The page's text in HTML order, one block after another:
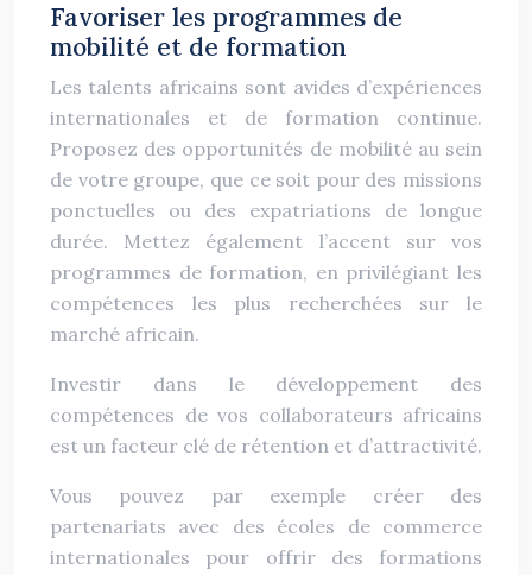
Favoriser les programmes de
mobilité et de formation
Les talents africains sont avides d’expériences
internationales et de formation continue.
Proposez des opportunités de mobilité au sein
de votre groupe, que ce soit pour des missions
ponctuelles ou des expatriations de longue
durée. Mettez également l’accent sur vos
programmes de formation, en privilégiant les
compétences les plus recherchées sur le
marché africain.
Investir dans le développement des
compétences de vos collaborateurs africains
est un facteur clé de rétention et d’attractivité.
Vous pouvez par exemple créer des
partenariats avec des écoles de commerce
internationales pour offrir des formations